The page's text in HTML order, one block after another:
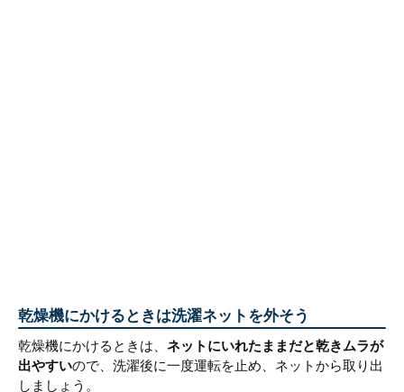
乾燥機にかけるときは洗濯ネットを外そう
乾燥機にかけるときは、 ネットにいれたままだと乾きムラが
出やすいので、洗濯後に一度運転を止め、ネットから取り出
しましょう。